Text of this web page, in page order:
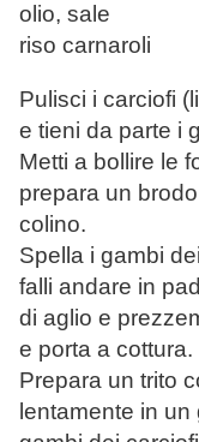
olio, sale
riso carnaroli
Pulisci i carciofi
e tieni da parte i
Metti a bollire le
prepara un
colino.
Spella i gambi
falli andare in
di aglio e
e porta a cottura.
Prepara un trito
lentamente in